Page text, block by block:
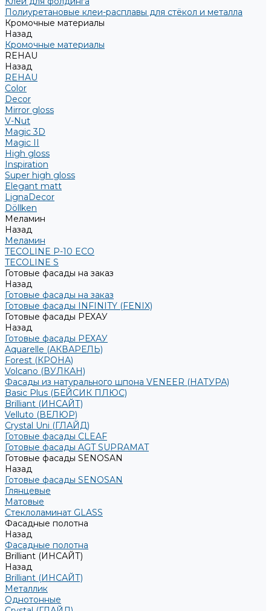
Полиуретановые клеи-расплавы для стёкол и металла
Кромочные материалы
Назад
Кромочные материалы
REHAU
Назад
REHAU
Color
Decor
Mirror gloss
V-Nut
Magic 3D
Magic II
High gloss
Inspiration
Super high gloss
Elegant matt
LignaDecor
Döllken
Меламин
Назад
Меламин
TECOLINE P-10 ECO
TECOLINE S
Готовые фасады на заказ
Назад
Готовые фасады на заказ
Готовые фасады INFINITY (FENIX)
Готовые фасады РЕХАУ
Назад
Готовые фасады РЕХАУ
Aquarelle (АКВАРЕЛЬ)
Forest (КРОНА)
Volcano (ВУЛКАН)
Фасады из натурального шпона VENEER (НАТУРА)
Basic Plus (БЕЙСИК ПЛЮС)
Brilliant (ИНСАЙТ)
Velluto (ВЕЛЮР)
Crystal Uni (ГЛАЙД)
Готовые фасады CLEAF
Готовые фасады AGT SUPRAMAT
Готовые фасады SENOSAN
Назад
Готовые фасады SENOSAN
Глянцевые
Матовые
Стеклоламинат GLASS
Фасадные полотна
Назад
Фасадные полотна
Brilliant (ИНСАЙТ)
Назад
Brilliant (ИНСАЙТ)
Металлик
Однотонные